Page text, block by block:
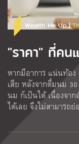
Wealth Me Up |
"ราคา" ที่ค
หากมีอาการ แน่นท้อ
เสีย หลังจากดื่มนม
นม ก็เป็นได้ เนื่องจา
ได้เลย จึงไม่สามารถ